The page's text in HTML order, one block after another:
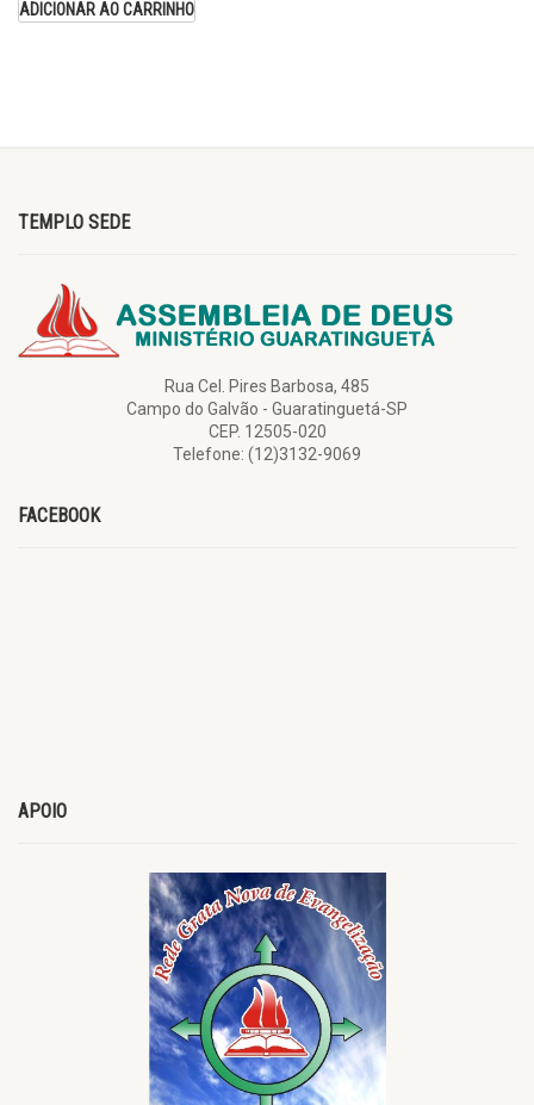
ADICIONAR AO CARRINHO
TEMPLO SEDE
Rua Cel. Pires Barbosa, 485
Campo do Galvão - Guaratinguetá-SP
CEP. 12505-020
Telefone: (12)3132-9069
FACEBOOK
APOIO